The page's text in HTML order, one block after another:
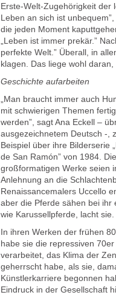
Erste-Welt-Zugehörigkeit der
Leben an sich ist
die jeden Moment
„Leben ist immer prekär.”
perfekte Welt.” Überall, in
klagen. Das liege wohl daran,
Geschichte aufarbeiten
„Man braucht immer auch
mit schwierigen Themen
werden”, sagt Ana Eckell –
ausgezeichnetem Deutsch -,
Beispiel über ihre Bilderserie
de San Ramón” von 1984. Die
großformatigen Werke seien
Anlehnung an die
Renaissancemalers Uccello
aber die Pferde sähen bei ihr
wie Karussellpferde, lacht sie.
In ihren Werken der frühen
habe sie die repressiven 70er
verarbeitet, das Klima der
geherrscht habe, als sie,
Künstlerkarriere begonnen
Eindruck in der Gesellschaft